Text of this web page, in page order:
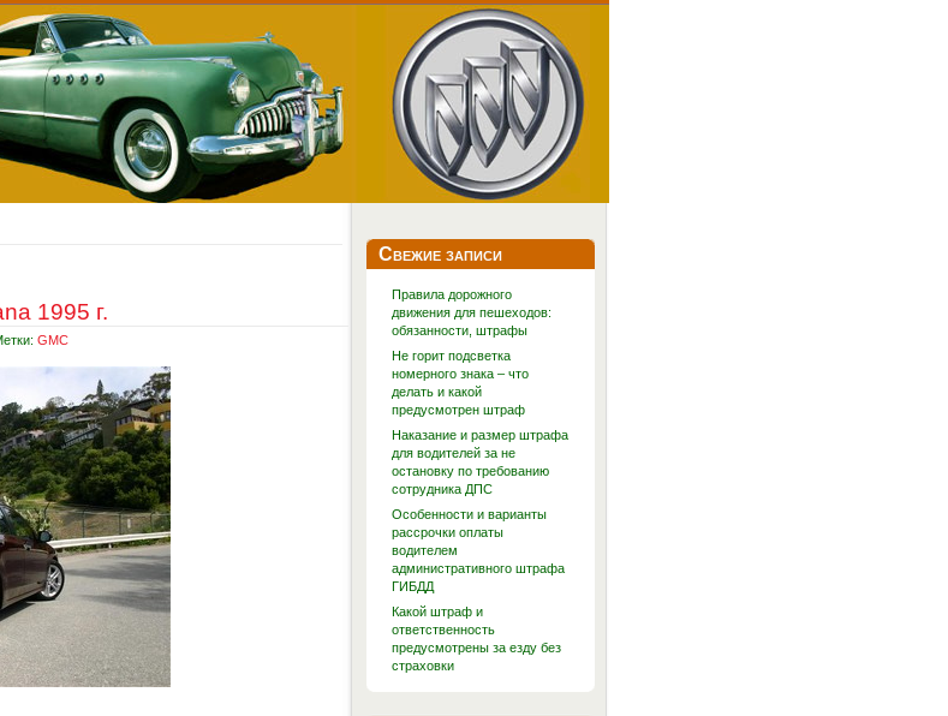
1995 г.
GMC
Свежие записи
Правила дорожного
движения для пешеходов:
обязанности, штрафы
Не горит подсветка
номерного знака – что
делать и какой
предусмотрен штраф
Наказание и размер штрафа
для водителей за не
остановку по требованию
сотрудника ДПС
Особенности и варианты
рассрочки оплаты
водителем
административного штрафа
ГИБДД
Какой штраф и
ответственность
предусмотрены за езду без
страховки